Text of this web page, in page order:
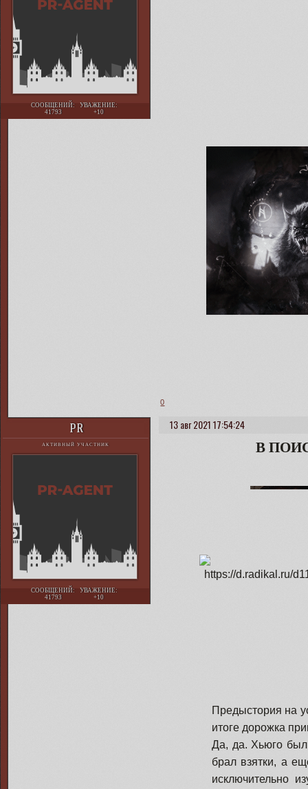
СООБЩЕНИЙ:
41793
УВАЖЕНИЕ:
+10
0
13 авг 2021 17:54:24
PR
АКТИВНЫЙ УЧАСТНИК
СООБЩЕНИЙ:
41793
УВАЖЕНИЕ:
+10
В
Предыстория на
итоге дорожка
Да, да. Хьюго был
брал взятки, а
исключительно